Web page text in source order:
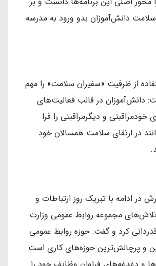
دانش‌آموزان بدو ورود به مدرسه
از ظرفیت «سفیران سلامت» را مهم
دانش‌آموزان در قالب فعالیت‌های
و دیگرمراقبتی را فرا
در ارتقای سلامت همسالان خود
در ادامه با تبریک روز ارتباطات و
مجموعه روابط عمومی وزارت
کرد و گفت: حوزه روابط عمومی
و پرچالش‌ترین حوزه‌های کاری است